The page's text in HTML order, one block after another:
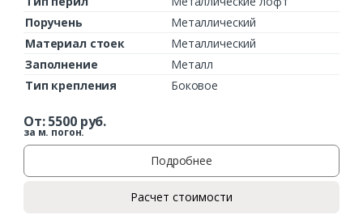
Поручень
Металлический
Материал стоек
Металлический
Заполнение
Металл
Тип крепления
Боковое
От:5500руб.
за м. погон.
Подробнее
Расчет стоимости